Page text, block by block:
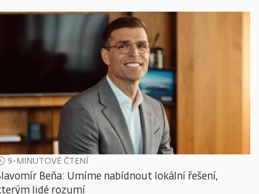
9-MINUTOVÉ ČTENÍ
Beňa: Umíme nabídnout lokální řešení,
lidé rozumí